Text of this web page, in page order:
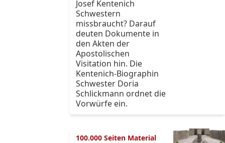
Josef Kentenich
Schwestern
missbraucht? Darauf
deuten Dokumente in
den Akten der
Apostolischen
Visitation hin. Die
Kentenich-Biographin
Schwester Doria
Schlickmann ordnet die
Vorwürfe ein.
100.000 Seiten Material